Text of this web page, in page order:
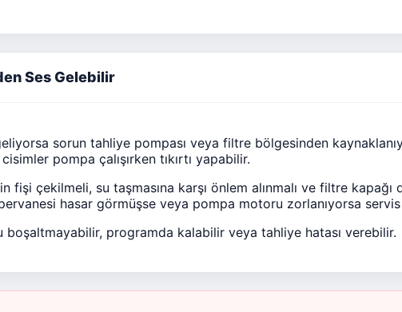
Ses Gelebilir
sorun tahliye pompası veya filtre bölgesinden
pompa çalışırken tıkırtı yapabilir.
fişi çekilmeli, su taşmasına karşı önlem alınmalı ve filtre kapağı
hasar görmüşse veya pompa motoru zorlanıyorsa
boşaltmayabilir, programda kalabilir veya tahliye hatası verebilir.